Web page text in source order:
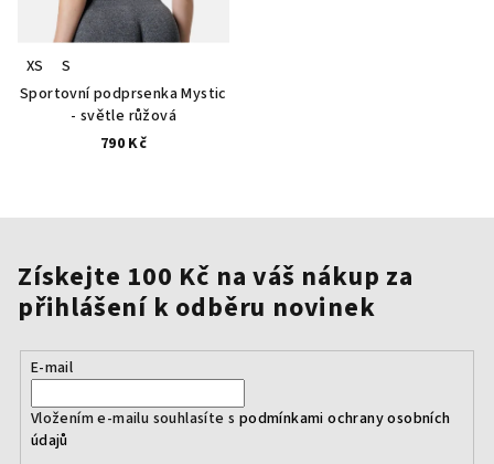
XS
S
Sportovní podprsenka Mystic
- světle růžová
790 Kč
Získejte 100 Kč na váš nákup za
přihlášení k odběru novinek
E-mail
Vložením e-mailu souhlasíte s podmínkami ochrany osobních
údajů